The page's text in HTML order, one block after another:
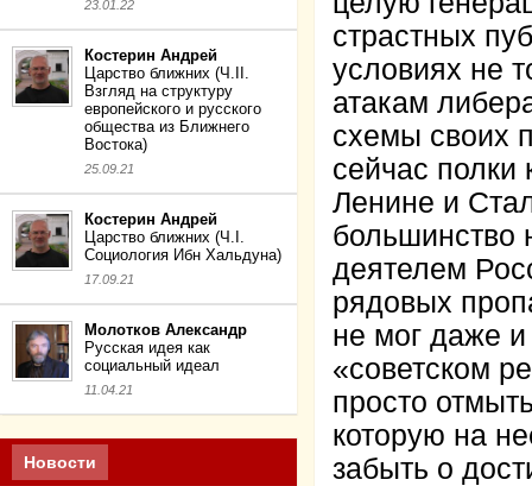
23.01.22
Костерин Андрей
Царство ближних (Ч.II.
Взгляд на структуру
европейского и русского
общества из Ближнего
Востока)
25.09.21
Костерин Андрей
Царство ближних (Ч.I.
Социология Ибн Хальдуна)
17.09.21
Молотков Александр
Русская идея как
социальный идеал
11.04.21
Новости
страстных
условиях не
атакам
схемы своих
сейчас полки
Ленине и
большинство
деятелем
рядовых
не мог даже
«советском
просто
которую на
забыть о